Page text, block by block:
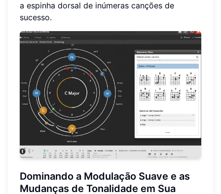
a espinha dorsal de inúmeras canções de
sucesso.
Dominando a Modulação Suave e as
Mudanças de Tonalidade em Sua